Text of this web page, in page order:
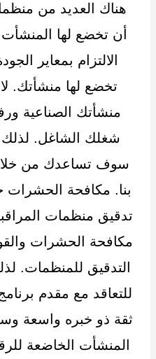
هناك العديد من
أن تخضع لها
الالتزام بمعاير
تخضع لها منشأتك.
منشأتك الصناعية
شغلك الشاغل.
سوف تساعدك من خلال
بنا. مكافحة
تدقيق منظمات
مكافحة الحشرات
التدقيق للمنظمات.
للتعاقد مع مقدم
ثقة ذو خبره واسعة
المنشأت الخاضعة